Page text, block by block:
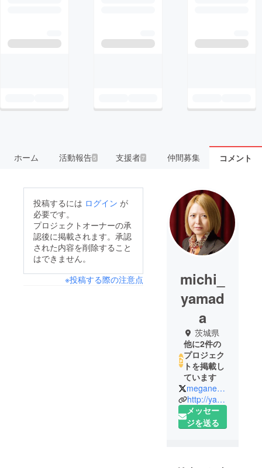
ホーム 活動報告5 支援者7 仲間募集 コメント
投稿するには ログイン が
必要です。
プロジェクトオーナーの承
認後に掲載されます。承認
された内容を削除すること
はできません。
※投稿する際の注意点
michi_
yamad
a
茨城県
他に2件の
プロジェク
トを掲載し
ています
meganeazarasi
http://yama-sei.main.jp/index.html
メッセー
ジを送る